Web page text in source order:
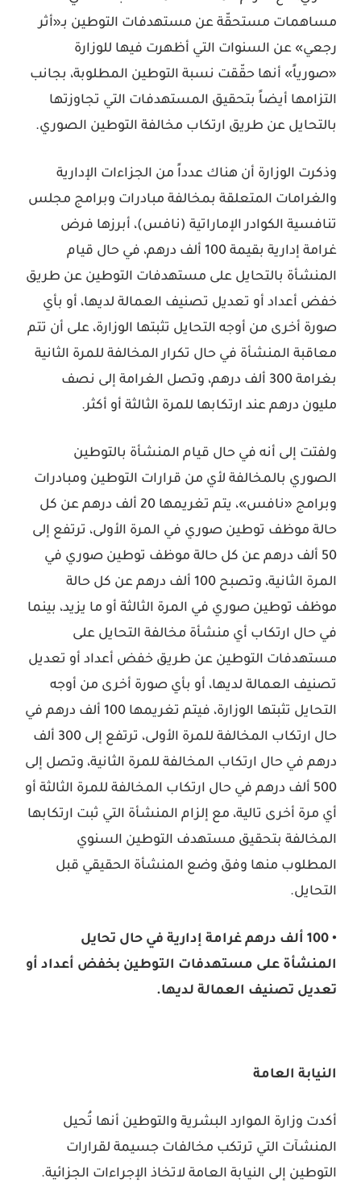
مساهمات مستحقّة عن مستهدفات التوطين بـ«أثر
رجعي» عن السنوات التي أظهرت فيها للوزارة
«صورياً» أنها حقّقت نسبة التوطين المطلوبة، بجانب
التزامها أيضاً بتحقيق المستهدفات التي تجاوزتها
بالتحايل عن طريق ارتكاب مخالفة التوطين الصوري.
وذكرت الوزارة أن هناك عدداً من الجزاءات الإدارية
والغرامات المتعلقة بمخالفة مبادرات وبرامج مجلس
تنافسية الكوادر الإماراتية (نافس)، أبرزها فرض
غرامة إدارية بقيمة 100 ألف درهم، في حال قيام
المنشأة بالتحايل على مستهدفات التوطين عن طريق
خفض أعداد أو تعديل تصنيف العمالة لديها، أو بأي
صورة أخرى من أوجه التحايل تثبتها الوزارة، على أن تتم
معاقبة المنشأة في حال تكرار المخالفة للمرة الثانية
بغرامة 300 ألف درهم، وتصل الغرامة إلى نصف
مليون درهم عند ارتكابها للمرة الثالثة أو أكثر.
ولفتت إلى أنه في حال قيام المنشأة بالتوطين
الصوري بالمخالفة لأي من قرارات التوطين ومبادرات
وبرامج «نافس»، يتم تغريمها 20 ألف درهم عن كل
حالة موظف توطين صوري في المرة الأولى، ترتفع إلى
50 ألف درهم عن كل حالة موظف توطين صوري في
المرة الثانية، وتصبح 100 ألف درهم عن كل حالة
موظف توطين صوري في المرة الثالثة أو ما يزيد، بينما
في حال ارتكاب أي منشأة مخالفة التحايل على
مستهدفات التوطين عن طريق خفض أعداد أو تعديل
تصنيف العمالة لديها، أو بأي صورة أخرى من أوجه
التحايل تثبتها الوزارة، فيتم تغريمها 100 ألف درهم في
حال ارتكاب المخالفة للمرة الأولى، ترتفع إلى 300 ألف
درهم في حال ارتكاب المخالفة للمرة الثانية، وتصل إلى
500 ألف درهم في حال ارتكاب المخالفة للمرة الثالثة أو
أي مرة أخرى تالية، مع إلزام المنشأة التي ثبت ارتكابها
المخالفة بتحقيق مستهدف التوطين السنوي
المطلوب منها وفق وضع المنشأة الحقيقي قبل
التحايل.
• 100 ألف درهم غرامة إدارية في حال تحايل
المنشأة على مستهدفات التوطين بخفض أعداد أو
تعديل تصنيف العمالة لديها.
النيابة العامة
أكدت وزارة الموارد البشرية والتوطين أنها تُحيل
المنشآت التي ترتكب مخالفات جسيمة لقرارات
التوطين إلى النيابة العامة لاتخاذ الإجراءات الجزائية.